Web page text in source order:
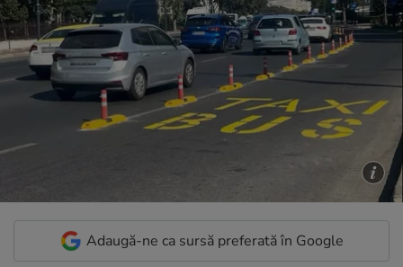
Adaugă-ne ca sursă preferată în Google